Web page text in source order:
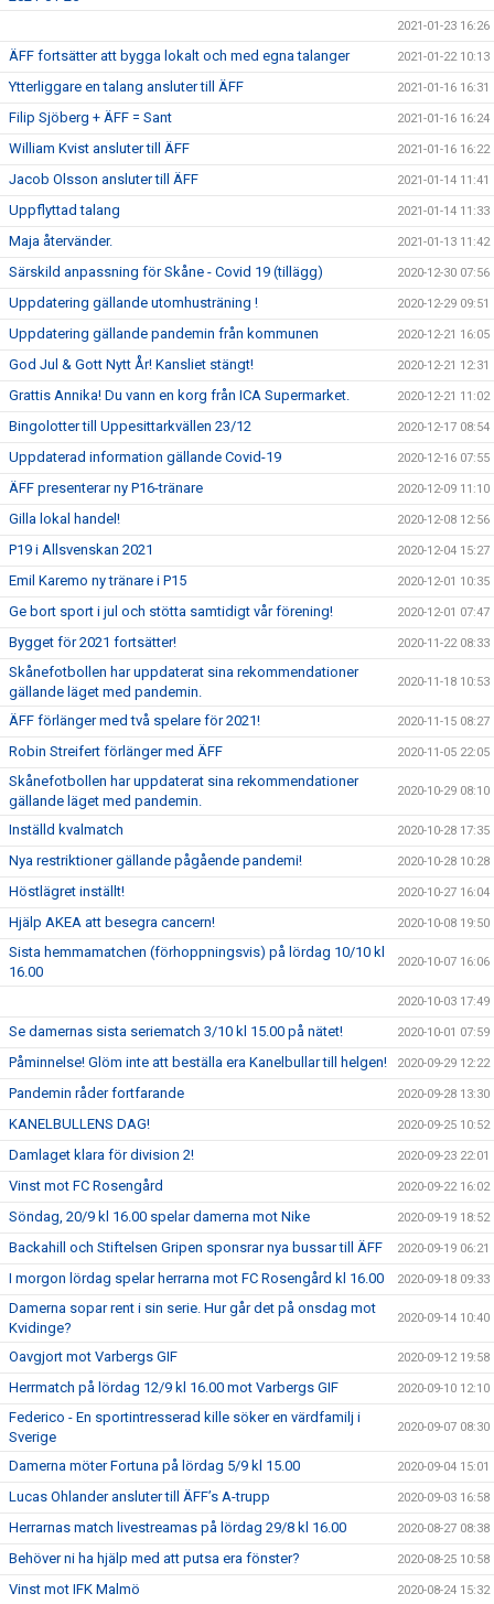
2021-01-23 16:26
ÄFF fortsätter att bygga lokalt och med egna talanger 2021-01-22 10:13
Ytterliggare en talang ansluter till ÄFF 2021-01-16 16:31
Filip Sjöberg + ÄFF = Sant 2021-01-16 16:24
William Kvist ansluter till ÄFF 2021-01-16 16:22
Jacob Olsson ansluter till ÄFF 2021-01-14 11:41
Uppflyttad talang 2021-01-14 11:33
Maja återvänder. 2021-01-13 11:42
Särskild anpassning för Skåne - Covid 19 (tillägg) 2020-12-30 07:56
Uppdatering gällande utomhusträning ! 2020-12-29 09:51
Uppdatering gällande pandemin från kommunen 2020-12-21 16:05
God Jul & Gott Nytt År! Kansliet stängt! 2020-12-21 12:31
Grattis Annika! Du vann en korg från ICA Supermarket. 2020-12-21 11:02
Bingolotter till Uppesittarkvällen 23/12 2020-12-17 08:54
Uppdaterad information gällande Covid-19 2020-12-16 07:55
ÄFF presenterar ny P16-tränare 2020-12-09 11:10
Gilla lokal handel! 2020-12-08 12:56
P19 i Allsvenskan 2021 2020-12-04 15:27
Emil Karemo ny tränare i P15 2020-12-01 10:35
Ge bort sport i jul och stötta samtidigt vår förening! 2020-12-01 07:47
Bygget för 2021 fortsätter! 2020-11-22 08:33
Skånefotbollen har uppdaterat sina rekommendationer
gällande läget med pandemin.
2020-11-18 10:53
ÄFF förlänger med två spelare för 2021! 2020-11-15 08:27
Robin Streifert förlänger med ÄFF 2020-11-05 22:05
Skånefotbollen har uppdaterat sina rekommendationer
gällande läget med pandemin.
2020-10-29 08:10
Inställd kvalmatch 2020-10-28 17:35
Nya restriktioner gällande pågående pandemi! 2020-10-28 10:28
Höstlägret inställt! 2020-10-27 16:04
Hjälp AKEA att besegra cancern! 2020-10-08 19:50
Sista hemmamatchen (förhoppningsvis) på lördag 10/10 kl
16.00
2020-10-07 16:06
2020-10-03 17:49
Se damernas sista seriematch 3/10 kl 15.00 på nätet! 2020-10-01 07:59
Påminnelse! Glöm inte att beställa era Kanelbullar till helgen! 2020-09-29 12:22
Pandemin råder fortfarande 2020-09-28 13:30
KANELBULLENS DAG! 2020-09-25 10:52
Damlaget klara för division 2! 2020-09-23 22:01
Vinst mot FC Rosengård 2020-09-22 16:02
Söndag, 20/9 kl 16.00 spelar damerna mot Nike 2020-09-19 18:52
Backahill och Stiftelsen Gripen sponsrar nya bussar till ÄFF 2020-09-19 06:21
I morgon lördag spelar herrarna mot FC Rosengård kl 16.00 2020-09-18 09:33
Damerna sopar rent i sin serie. Hur går det på onsdag mot
Kvidinge?
2020-09-14 10:40
Oavgjort mot Varbergs GIF 2020-09-12 19:58
Herrmatch på lördag 12/9 kl 16.00 mot Varbergs GIF 2020-09-10 12:10
Federico - En sportintresserad kille söker en värdfamilj i
Sverige
2020-09-07 08:30
Damerna möter Fortuna på lördag 5/9 kl 15.00 2020-09-04 15:01
Lucas Ohlander ansluter till ÄFF’s A-trupp 2020-09-03 16:58
Herrarnas match livestreamas på lördag 29/8 kl 16.00 2020-08-27 08:38
Behöver ni ha hjälp med att putsa era fönster? 2020-08-25 10:58
Vinst mot IFK Malmö 2020-08-24 15:32